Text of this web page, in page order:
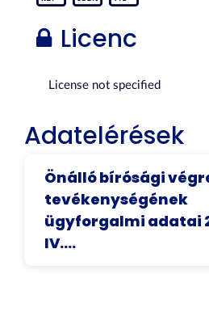
Licenc
License not specified
Adatelérések
Önálló bírósági
tevékenységének
ügyforgalmi adatai
IV....